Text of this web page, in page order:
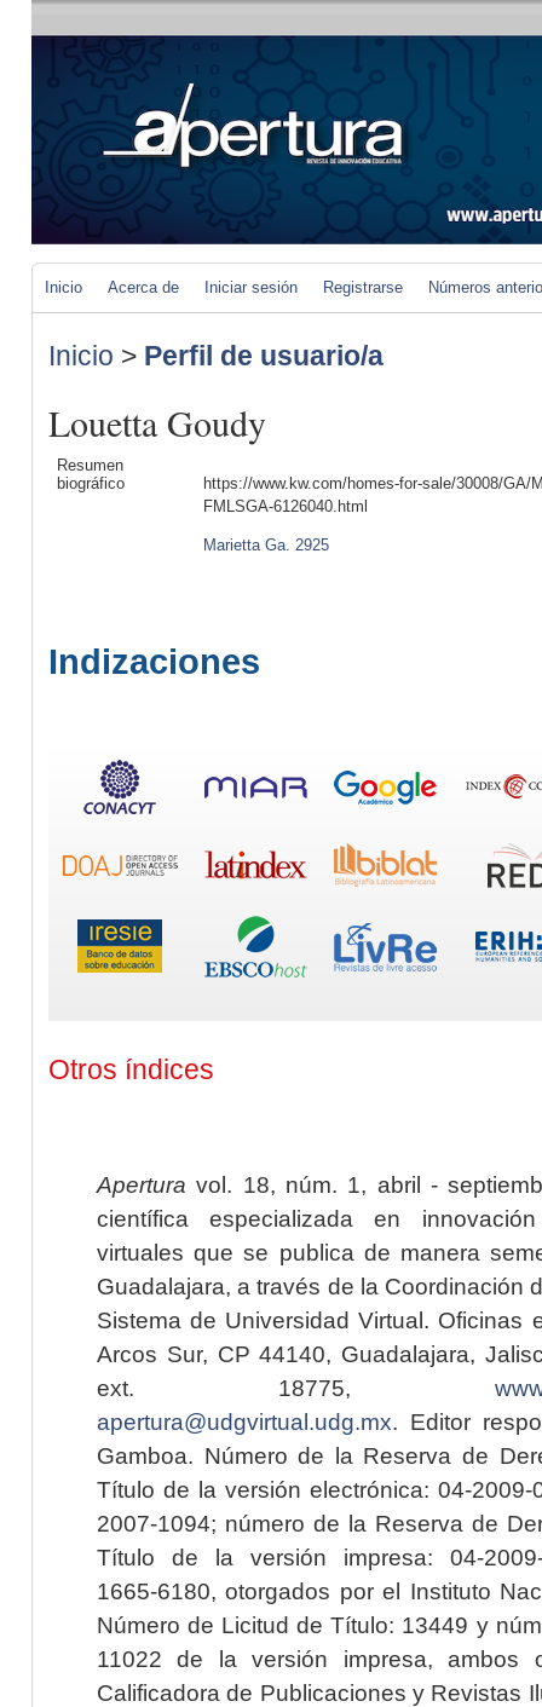
Inicio Acerca de Iniciar sesión Registrarse Números
Inicio > Perfil de usuario/a
Louetta Goudy
Resumen
biográfico
https://www.kw.com/homes-for-sale/30008/GA/
FMLSGA-6126040.html
Marietta Ga. 2925
Indizaciones
Otros índices
Apertura vol. 18, núm. 1, abril -
científica especializada en
virtuales que se publica de manera
Guadalajara, a través de la Coordinación
Sistema de Universidad Virtual. Oficinas
Arcos Sur, CP 44140, Guadalajara,
ext. 18775,
apertura@udgvirtual.udg.mx. Editor
Gamboa. Número de la Reserva de
Título de la versión electrónica: 04-2009-
2007-1094; número de la Reserva de
Título de la versión impresa: 04-2009-
1665-6180, otorgados por el Instituto
Número de Licitud de Título: 13449 y
11022 de la versión impresa, ambos
Calificadora de Publicaciones y Revistas